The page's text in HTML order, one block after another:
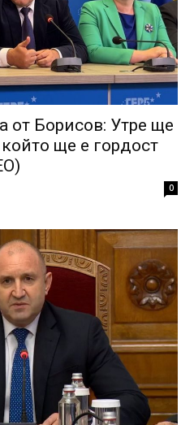
от Борисов: Утре ще
ще е гордост
0